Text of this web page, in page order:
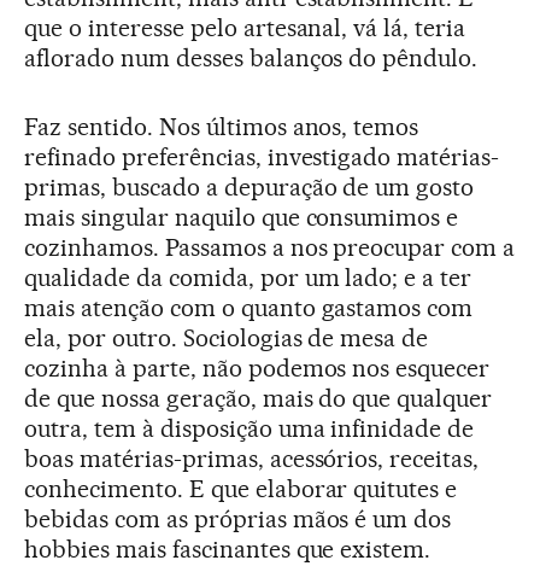
que o interesse pelo artesanal, vá lá, teria
aflorado num desses balanços do pêndulo.
Faz sentido. Nos últimos anos, temos
refinado preferências, investigado matérias-
primas, buscado a depuração de um gosto
mais singular naquilo que consumimos e
cozinhamos. Passamos a nos preocupar com a
qualidade da comida, por um lado; e a ter
mais atenção com o quanto gastamos com
ela, por outro. Sociologias de mesa de
cozinha à parte, não podemos nos esquecer
de que nossa geração, mais do que qualquer
outra, tem à disposição uma infinidade de
boas matérias-primas, acessórios, receitas,
conhecimento. E que elaborar quitutes e
bebidas com as próprias mãos é um dos
hobbies mais fascinantes que existem.